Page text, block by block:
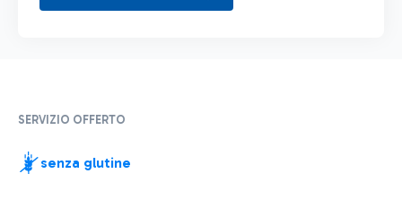
SERVIZIO OFFERTO
senza glutine